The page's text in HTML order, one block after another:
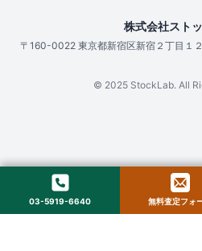
株式会社スト
〒160-0022 東京都新宿区新宿２丁目１
© 2025 StockLab. All
03-5919-6640 無料査定フォ